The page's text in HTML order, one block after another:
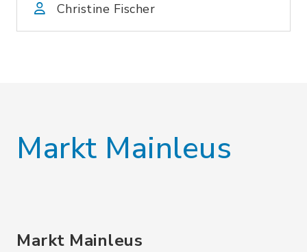
Christine Fischer
Markt Mainleus
Markt Mainleus